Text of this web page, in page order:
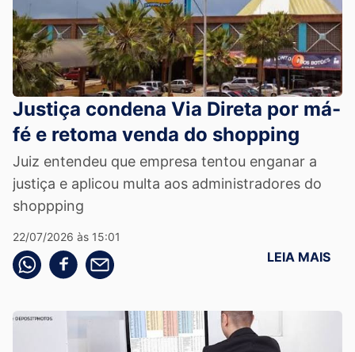
Justiça condena Via Direta por má-
fé e retoma venda do shopping
Juiz entendeu que empresa tentou enganar a
justiça e aplicou multa aos administradores do
shoppping
22/07/2026 às 15:01
Compartilhe pelo whatsapp
Compartilhar no facebook
Compartilhe pelo email LEIA MAIS